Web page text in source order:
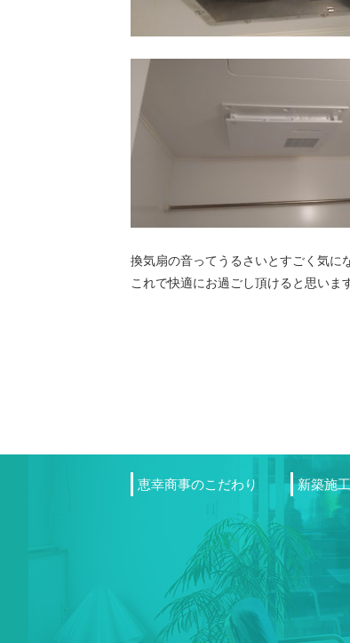
換気扇の音ってうるさいとすごく気に
これで快適にお過ごし頂けると思いま
恵幸商事のこだわり 新築施